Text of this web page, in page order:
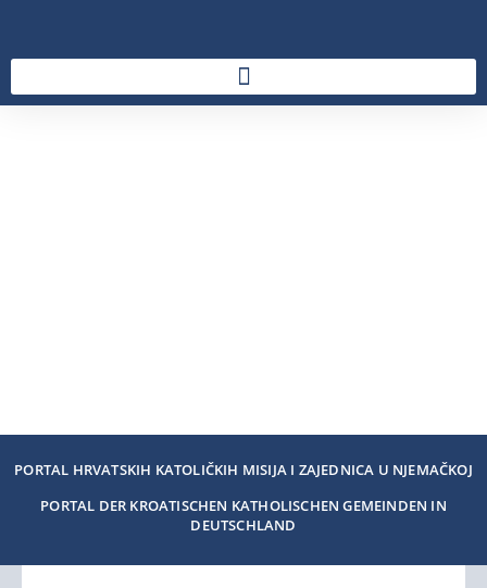
PORTAL HRVATSKIH KATOLIČKIH MISIJA I ZAJEDNICA U NJEMAČKOJ
PORTAL DER KROATISCHEN KATHOLISCHEN GEMEINDEN IN
DEUTSCHLAND